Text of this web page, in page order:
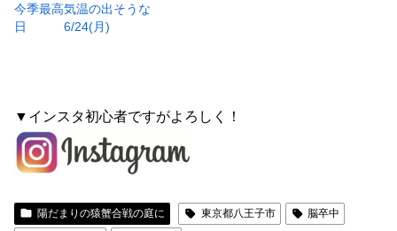
今季最高気温の出そうな
日 6/24(月)
▼インスタ初心者ですがよろしく！
陽だまりの猿蟹合戦の庭に 東京都八王子市
脳卒中